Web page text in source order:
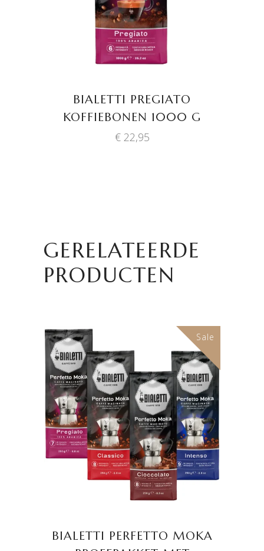
BIALETTI PREGIATO
KOFFIEBONEN 1000 G
€22,95
GERELATEERDE
PRODUCTEN
Sale
TOEVOEGEN AAN
WINKELWAGEN
BIALETTI PERFETTO MOKA